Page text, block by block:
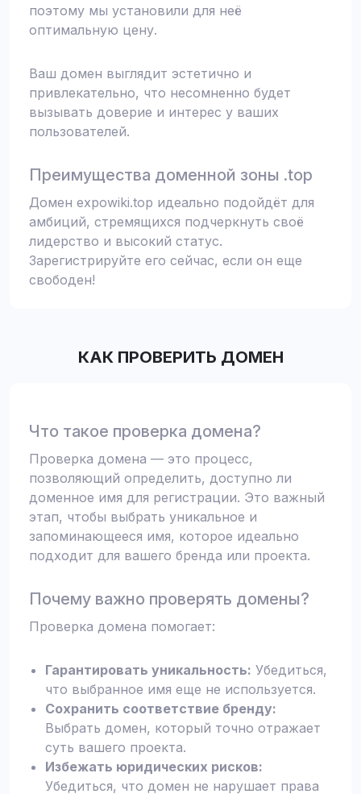
поэтому мы установили для неё
оптимальную цену.
Ваш домен выглядит эстетично и
привлекательно, что несомненно будет
вызывать доверие и интерес у ваших
пользователей.
Преимущества доменной зоны .top
Домен expowiki.top идеально подойдёт для
амбиций, стремящихся подчеркнуть своё
лидерство и высокий статус.
Зарегистрируйте его сейчас, если он еще
свободен!
КАК ПРОВЕРИТЬ ДОМЕН
Что такое проверка домена?
Проверка домена — это процесс,
позволяющий определить, доступно ли
доменное имя для регистрации. Это важный
этап, чтобы выбрать уникальное и
запоминающееся имя, которое идеально
подходит для вашего бренда или проекта.
Почему важно проверять домены?
Проверка домена помогает:
Гарантировать уникальность: Убедиться,
что выбранное имя еще не используется.
Сохранить соответствие бренду:
Выбрать домен, который точно отражает
суть вашего проекта.
Избежать юридических рисков:
Убедиться, что домен не нарушает права